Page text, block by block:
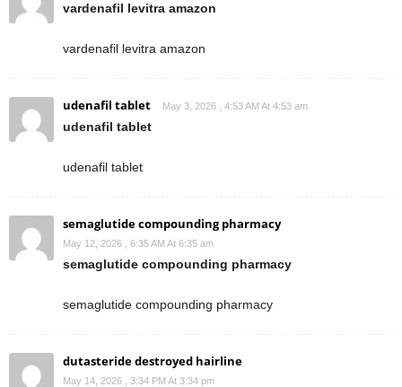
vardenafil levitra amazon
vardenafil levitra amazon
udenafil tablet May 3, 2026 , 4:53 AM At 4:53 am
udenafil tablet
udenafil tablet
semaglutide compounding pharmacy
May 12, 2026 , 6:35 AM At 6:35 am
semaglutide compounding pharmacy
semaglutide compounding pharmacy
dutasteride destroyed hairline
May 14, 2026 , 3:34 PM At 3:34 pm